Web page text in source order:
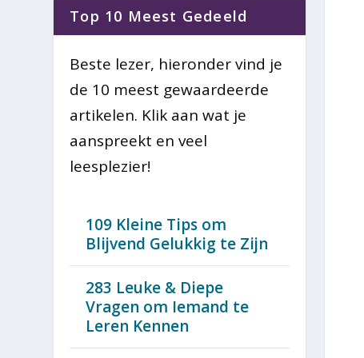
Top 10 Meest Gedeeld
Beste lezer, hieronder vind je
de 10 meest gewaardeerde
artikelen. Klik aan wat je
aanspreekt en veel
leesplezier!
109 Kleine Tips om
Blijvend Gelukkig te Zijn
283 Leuke & Diepe
Vragen om Iemand te
Leren Kennen